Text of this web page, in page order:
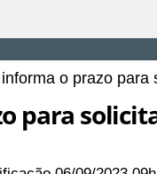
o prazo para
para